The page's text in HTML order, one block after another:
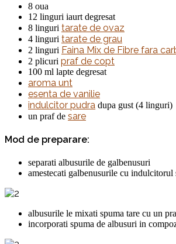
8 oua
12 linguri iaurt degresat
8 linguri tarate de ovaz
4 linguri tarate de grau
2 linguri Faina Mix de Fibre fara
2 plicuri praf de copt
100 ml lapte degresat
aroma unt
esenta de vanilie
indulcitor pudra dupa gust (4 linguri)
un praf de sare
Mod de preparare:
separati albusurile de galbenusuri
amestecati galbenusurile cu
albusurile le mixati spuma tare cu un
incorporati spuma de albusuri in